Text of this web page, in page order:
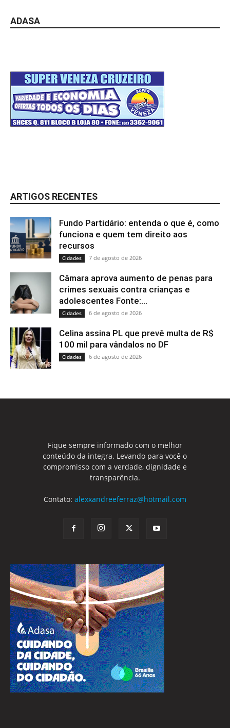
ADASA
ARTIGOS RECENTES
Fundo Partidário: entenda o que é, como
funciona e quem tem direito aos
recursos
Cidades 7 de agosto de 2026
Câmara aprova aumento de penas para
crimes sexuais contra crianças e
adolescentes Fonte:...
Cidades 6 de agosto de 2026
Celina assina PL que prevê multa de R$
100 mil para vândalos no DF
Cidades 6 de agosto de 2026
Fique sempre informado com o melhor
conteúdo da integra. Levando para você o
compromisso com a verdade, dignidade e
transparência.
Contato: alexxandreeferraz@hotmail.com